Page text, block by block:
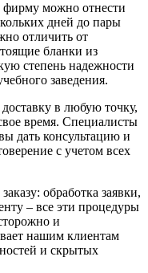
можно отнести
дней до пары
отличить от
бланки из
степень надежности
заведения.
в любую точку,
время. Специалисты
дать консультацию и
с учетом всех
обработка заявки,
– все эти процедуры
и
нашим клиентам
и скрытых